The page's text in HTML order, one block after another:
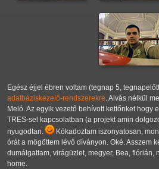
Egész éjjel ébren voltam (tegnap 5,
adatbáziskezelő-rendszerekre. Alvás nélkül
Meló. Az egyik vezető behívott kettőnket hogy
TRES-sel kapcsolatban (a projekt amin
nyugodtan.
Kókadoztam iszonyatosan,
órát a mögöttem lévő díványon. Oké. Asszem
dumálgattam, virágüzlet, megyer, Bea, flórián,
home.